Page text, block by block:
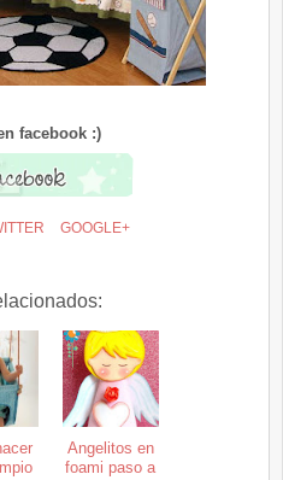
facebook :)
GOOGLE+
Angelitos en
foami paso a